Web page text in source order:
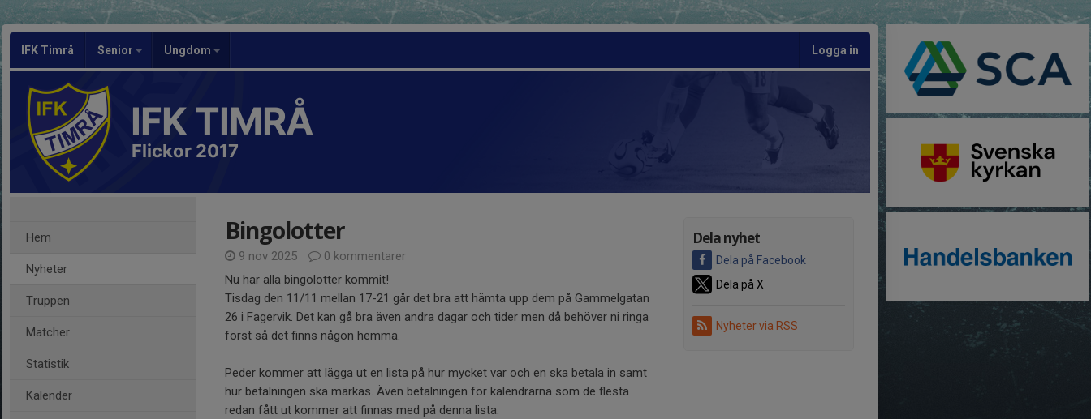
IFK Timrå Senior Ungdom Logga in
IFK TIMRÅ
Flickor 2017
Hem
Nyheter
Truppen
Matcher
Statistik
Kalender
Dela nyhet
Dela på Facebook
Dela på X
Nyheter via RSS
Bingolotter
9 nov 2025
0 kommentarer
Nu har alla bingolotter kommit!
Tisdag den 11/11 mellan 17-21 går det bra att hämta upp dem på Gammelgatan
26 i Fagervik. Det kan gå bra även andra dagar och tider men då behöver ni ringa
först så det finns någon hemma.
Peder kommer att lägga ut en lista på hur mycket var och en ska betala in samt
hur betalningen ska märkas. Även betalningen för kalendrarna som de flesta
redan fått ut kommer att finnas med på denna lista.